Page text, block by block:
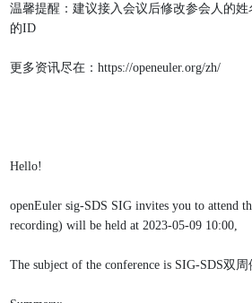
温馨提醒：建议接入会议后修改参会人的姓
的ID
更多资讯尽在：https://openeuler.org/zh/
Hello!
openEuler sig-SDS SIG invites you to attend
recording) will be held at 2023-05-09 10:00,
The subject of the conference is SIG-SDS双周